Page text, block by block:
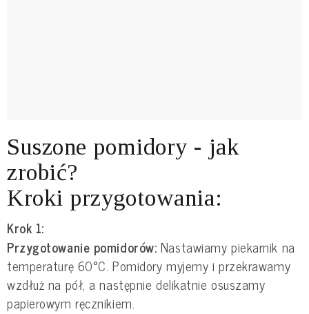
Suszone pomidory - jak
zrobić?
Kroki przygotowania:
Krok 1:
Przygotowanie pomidorów: Nastawiamy piekarnik na
temperaturę 60°C. Pomidory myjemy i przekrawamy
wzdłuż na pół, a następnie delikatnie osuszamy
papierowym ręcznikiem.